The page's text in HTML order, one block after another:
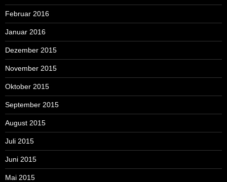
Februar 2016
Januar 2016
Dezember 2015
November 2015
Oktober 2015
September 2015
August 2015
Juli 2015
Juni 2015
Mai 2015